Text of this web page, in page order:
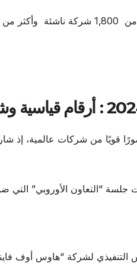
جلسة “التعاون الأوروبي” التي
التنفيذي لشركة “هاوس أوف